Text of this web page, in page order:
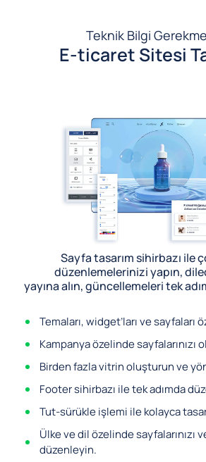
Teknik Bilgi
E-ticaret Sitesi
Sayfa tasarım sihirbazı ile
düzenlemelerinizi yapın,
yayına alın, güncellemeleri tek
Temaları, widget’ları ve sayfaları
Kampanya özelinde sayfalarınızı
Birden fazla vitrin oluşturun ve
Footer sihirbazı ile tek adımda
Tut-sürükle işlemi ile kolayca
Ülke ve dil özelinde sayfalarınızı
düzenleyin.